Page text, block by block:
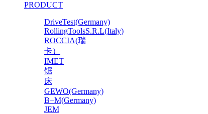
PRODUCT
DriveTest(Germany)
RollingToolsS.R.L(Italy)
ROCCIA(瑞
卡）
IMET
锯
床
GEWO(Germany)
B+M(Germany)
JEM